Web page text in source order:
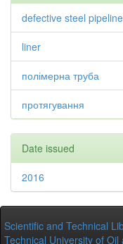
defective steel pipeline
liner
полімерна труба
протягування
Date issued
2016
Scientific and Technical
Technical University of Oil